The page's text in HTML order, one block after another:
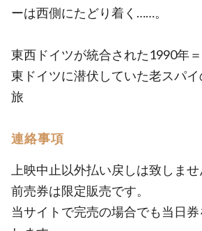
ーは西側にたどり着く……。
東西ドイツが統合された1990年＝
東ドイツに潜伏していた老スパイ
旅
連絡事項
上映中止以外払い戻しは致しませ
前売券は限定販売です。
当サイトで完売の場合でも当日